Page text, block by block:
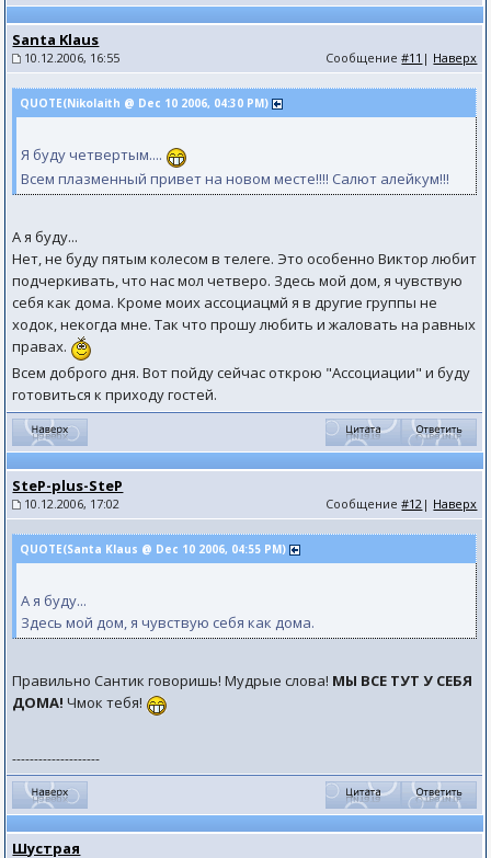
Santa Klaus
10.12.2006, 16:55 Сообщение#11 | Наверх
QUOTE(Nikolaith @ Dec 10 2006, 04:30 PM)
Я буду четвертым....
Всем плазменный привет на новом месте!!!! Салют алейкум!!!
А я буду...
Нет, не буду пятым колесом в телеге. Это особенно Виктор любит
подчеркивать, что нас мол четверо. Здесь мой дом, я чувствую
себя как дома. Кроме моих ассоциацмй я в другие группы не
ходок, некогда мне. Так что прошу любить и жаловать на равных
правах.
Всем доброго дня. Вот пойду сейчас открою "Ассоциации" и буду
готовиться к приходу гостей.
SteP-plus-SteP
10.12.2006, 17:02 Сообщение#12 | Наверх
QUOTE(Santa Klaus @ Dec 10 2006, 04:55 PM)
А я буду...
Здесь мой дом, я чувствую себя как дома.
Правильно Сантик говоришь! Мудрые слова! МЫ ВСЕ ТУТ У СЕБЯ
ДОМА!Чмок тебя!
--------------------
Шустрая